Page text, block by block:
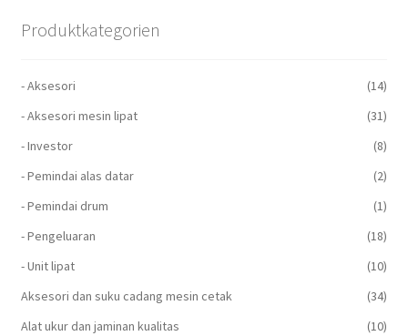
Produktkategorien
- Aksesori
(14)
- Aksesori mesin lipat
(31)
- Investor
(8)
- Pemindai alas datar
(2)
- Pemindai drum
(1)
- Pengeluaran
(18)
- Unit lipat
(10)
Aksesori dan suku cadang mesin cetak
(34)
Alat ukur dan jaminan kualitas
(10)